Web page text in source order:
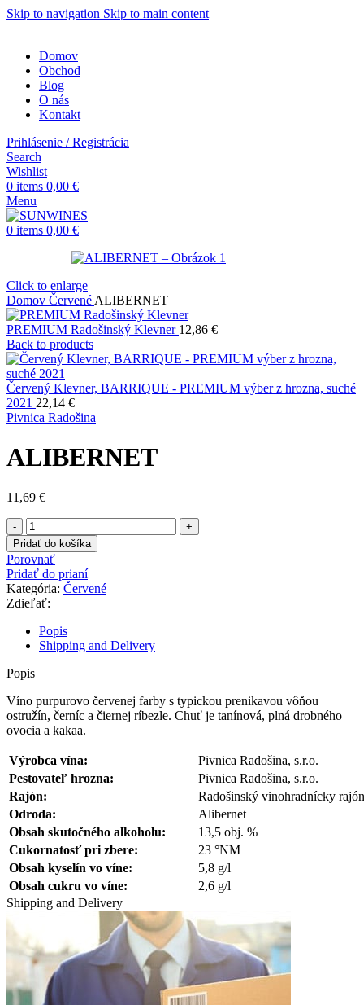
Skip to navigation Skip to main content
Domov
Obchod
Blog
O nás
Kontakt
Prihlásenie / Registrácia
Search
Wishlist
0 items 0,00 €
Menu
0 items 0,00 €
Click to enlarge
Domov Červené ALIBERNET
PREMIUM Radošinský Klevner 12,86 €
Back to products
Červený Klevner, BARRIQUE - PREMIUM výber z hrozna, suché
2021 22,14 €
Pivnica Radošina
ALIBERNET
11,69 €
množstvo
ALIBERNET
Pridať do košíka
Porovnať
Pridať do prianí
Kategória: Červené
Zdieľať:
Popis
Shipping and Delivery
Popis
Víno purpurovo červenej farby s typickou prenikavou vôňou
ostružín, černíc a čiernej ríbezle. Chuť je tanínová, plná drobného
ovocia a kakaa.
Výrobca vína:
Pivnica Radošina, s.r.o.
Pestovateľ hrozna:
Pivnica Radošina, s.r.o.
Rajón:
Radošinský vinohradnícky rajón
Odroda:
Alibernet
Obsah skutočného alkoholu:
13,5 obj. %
Cukornatosť pri zbere:
23 °NM
Obsah kyselín vo víne:
5,8 g/l
Obsah cukru vo víne:
2,6 g/l
Shipping and Delivery